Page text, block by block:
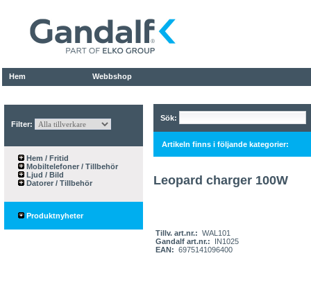
Hem Webbshop
Filter:
Hem / Fritid
Mobiltelefoner / Tillbehör
Ljud / Bild
Datorer / Tillbehör
Produktnyheter
Sök:
Artikeln finns i följande kategorier:
Leopard charger 100W
Tillv. art.nr.: WAL101
Gandalf art.nr.:
IN1025
EAN: 6975141096400